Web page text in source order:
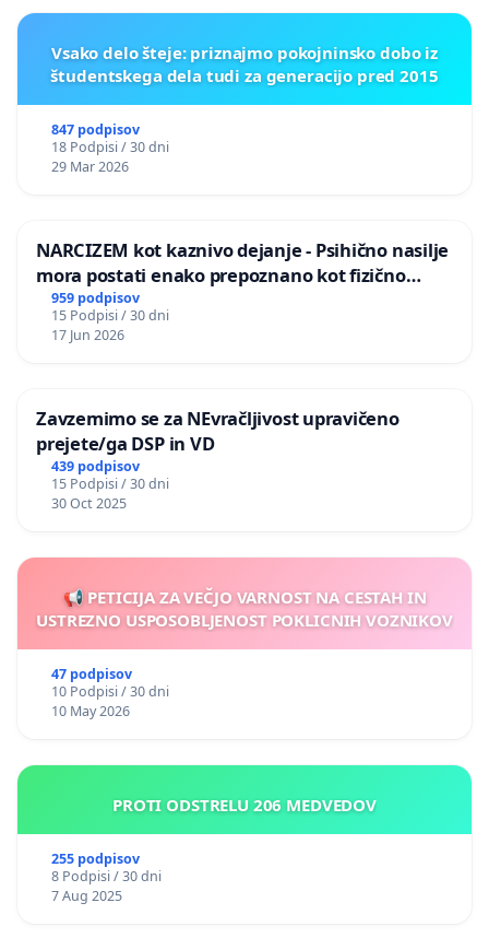
Vsako delo šteje: priznajmo pokojninsko dobo iz
študentskega dela tudi za generacijo pred 2015
847 podpisov
18 Podpisi / 30 dni
29 Mar 2026
NARCIZEM kot kaznivo dejanje - Psihično nasilje
mora postati enako prepoznano kot fizično
nasilje
959 podpisov
15 Podpisi / 30 dni
17 Jun 2026
Zavzemimo se za NEvračljivost upravičeno
prejete/ga DSP in VD
439 podpisov
15 Podpisi / 30 dni
30 Oct 2025
📢 PETICIJA ZA VEČJO VARNOST NA CESTAH IN
USTREZNO USPOSOBLJENOST POKLICNIH VOZNIKOV
47 podpisov
10 Podpisi / 30 dni
10 May 2026
PROTI ODSTRELU 206 MEDVEDOV
255 podpisov
8 Podpisi / 30 dni
7 Aug 2025